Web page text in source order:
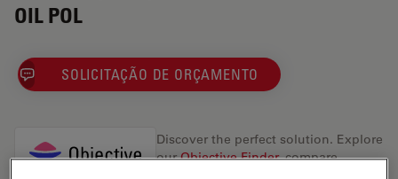
OIL POL
SOLICITAÇÃO DE ORÇAMENTO
Discover the perfect solution. Explore
ourObjective Finder, compare